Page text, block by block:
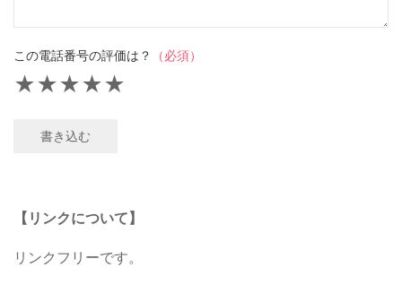
この電話番号の評価は？ （必須）
★
★
★
★
★
書き込む
【リンクについて】
リンクフリーです。